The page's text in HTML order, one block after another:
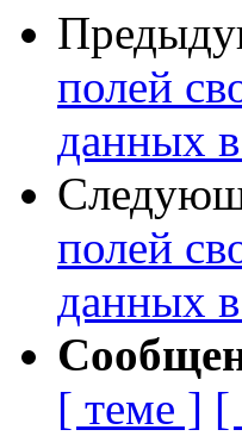
полей
данных
полей
данных
[ теме ] [